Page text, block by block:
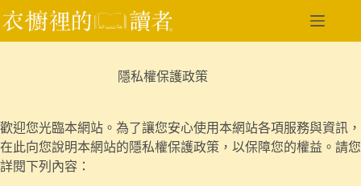
跳
至
隱私權保護政策
歡迎您光臨本網站。為了讓您安心使用本網站各項服務與資訊，
在此向您說明本網站的隱私權保護政策，以保障您的權益。請您
詳閱下列內容：